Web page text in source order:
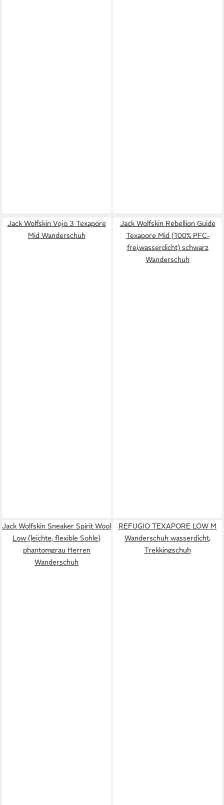
Jack Wolfskin Vojo 3 Texapore
Mid Wanderschuh
Jack Wolfskin Rebellion Guide
Texapore Mid (100% PFC-
frei,wasserdicht) schwarz
Wanderschuh
Jack Wolfskin Sneaker Spirit Wool
Low (leichte, flexible Sohle)
phantomgrau Herren
Wanderschuh
REFUGIO TEXAPORE LOW M
Wanderschuh wasserdicht,
Trekkingschuh